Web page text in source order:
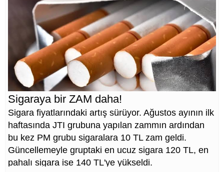
Sigaraya bir ZAM daha!
Sigara fiyatlarındaki artış sürüyor. Ağustos ayının ilk
haftasında JTI grubuna yapılan zammın ardından
bu kez PM grubu sigaralara 10 TL zam geldi.
Güncellemeyle gruptaki en ucuz sigara 120 TL, en
pahalı sigara ise 140 TL'ye yükseldi.